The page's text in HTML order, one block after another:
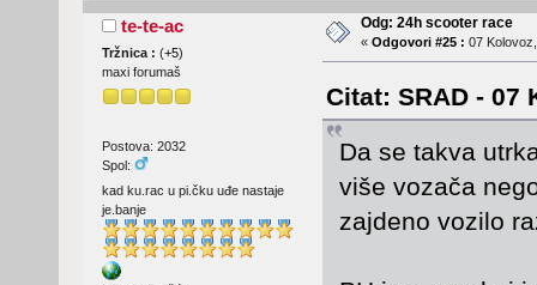
te-te-ac
Tržnica : (+5)
maxi forumaš
Postova: 2032
Spol:
kad ku.rac u pi.čku uđe nastaje
je.banje
Odg: 24h scooter race
« Odgovori #25 : 07
Citat: SRAD - 07
Da se takva
više vozača
zajdeno vozilo